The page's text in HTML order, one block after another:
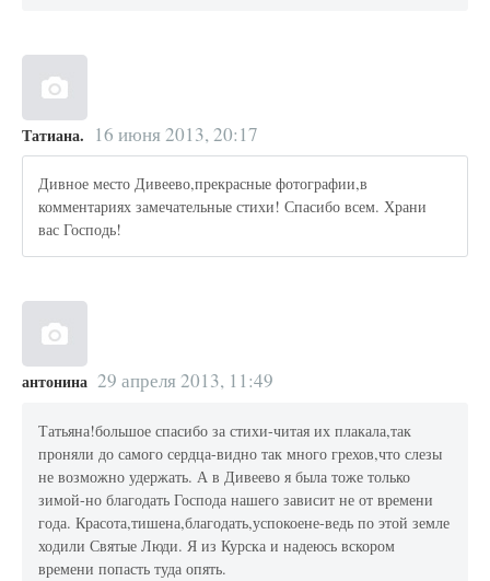
Татиана. 16 июня 2013, 20:17
Дивное место Дивеево,прекрасные фотографии,в
комментариях замечательные стихи! Спасибо всем. Храни
вас Господь!
антонина 29 апреля 2013, 11:49
Татьяна!большое спасибо за стихи-читая их плакала,так
проняли до самого сердца-видно так много грехов,что слезы
не возможно удержать. А в Дивеево я была тоже только
зимой-но благодать Господа нашего зависит не от времени
года. Красота,тишена,благодать,успокоене-ведь по этой земле
ходили Святые Люди. Я из Курска и надеюсь вскором
времени попасть туда опять.